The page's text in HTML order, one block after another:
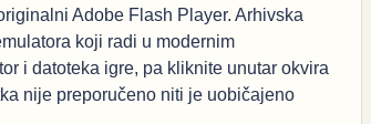
Adobe Flash Player. Arhivska
koji radi u modernim
i datoteka igre, pa kliknite unutar okvira
nije preporučeno niti je uobičajeno